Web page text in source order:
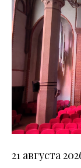
21 августа